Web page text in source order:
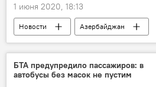
1 июня 2020, 18:13
Новости
Азербайджан
ВВС Азербайджана
учения
БТА предупредило пассажиров: в
автобусы без масок не пустим